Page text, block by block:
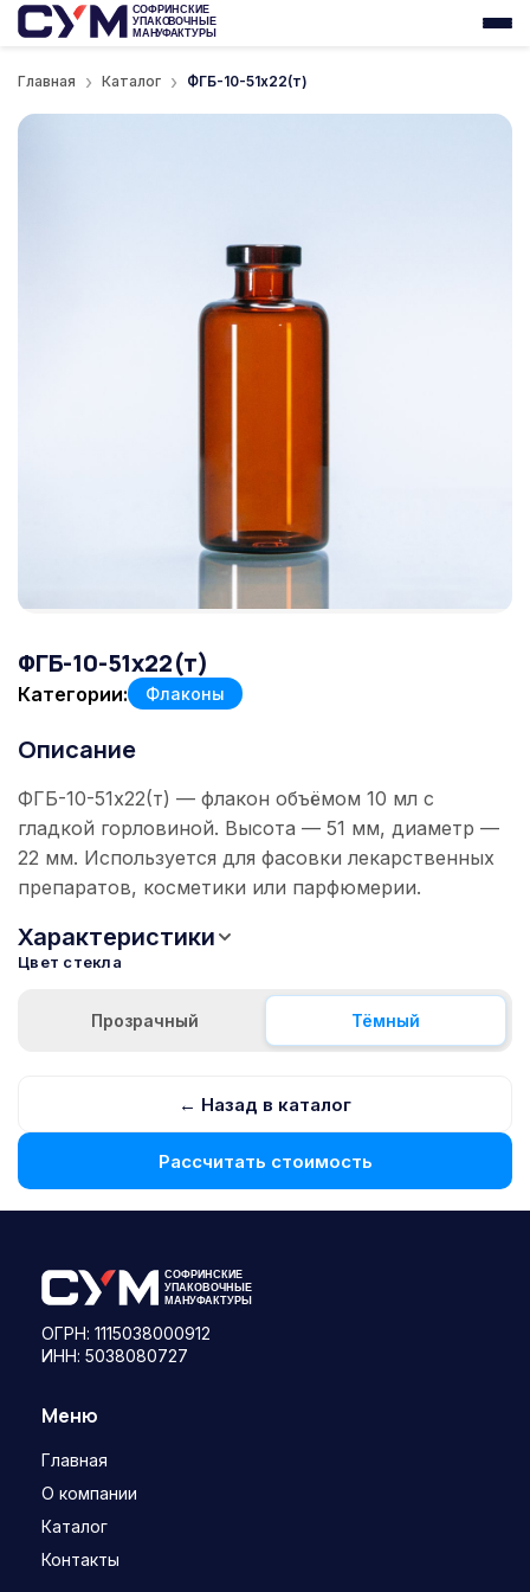
Главная Каталог ФГБ-10-51x22(т)
ФГБ-10-51x22(т)
Категории: Флаконы
Описание
ФГБ-10-51x22(т) — флакон объёмом 10 мл с
гладкой горловиной. Высота — 51 мм, диаметр —
22 мм. Используется для фасовки лекарственных
препаратов, косметики или парфюмерии.
Характеристики
Цвет стекла
Прозрачный Тёмный
← Назад в каталог
Рассчитать стоимость
ОГРН: 1115038000912
ИНН: 5038080727
Меню
Главная
О компании
Каталог
Контакты